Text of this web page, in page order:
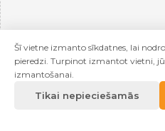
Šī vietne izmanto sīkdatnes, lai
pieredzi. Turpinot izmantot vietni,
izmantošanai.
Tikai nepieciešamās